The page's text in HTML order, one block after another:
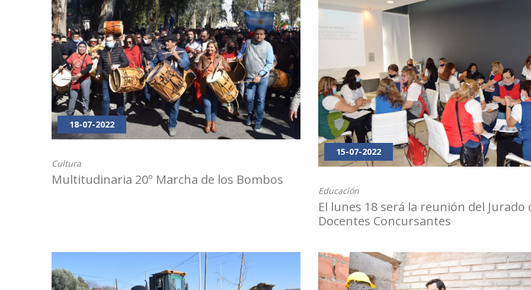
18-07-2022
Cultura
Multitudinaria 20º Marcha de los Bombos
15-07-2022
Educación
El lunes 18 será la reunión del Jurado
Docentes Concursantes